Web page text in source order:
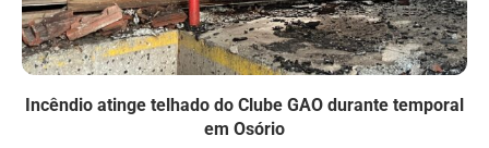
Incêndio atinge telhado do Clube GAO durante temporal
em Osório